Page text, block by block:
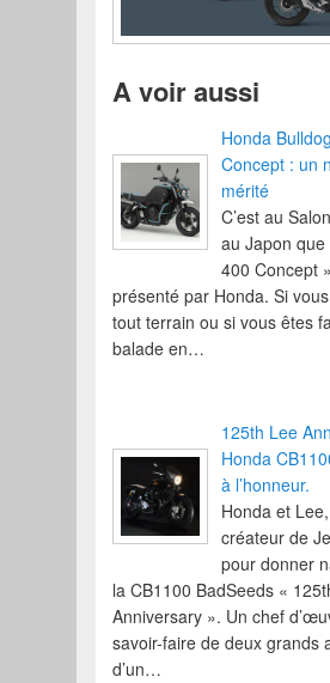
A voir aussi
Honda
Concept : un
mérité
C’est au
au Japon que
400 Concept
présenté par Honda. Si
tout terrain ou si vous êtes
balade en…
125th Lee
Honda
à l’honneur.
Honda et
créateur de
pour donner
la CB1100 BadSeeds «
Anniversary ». Un chef
savoir-faire de deux grands
d’un…